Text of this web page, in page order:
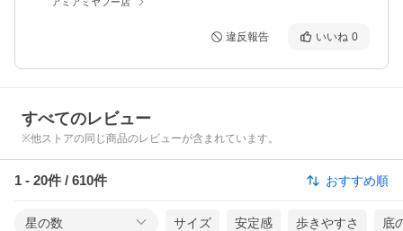
違反報告 いいね 0
すべてのレビュー
※他ストアの同じ商品のレビューが含まれています。
1 - 20件 / 610件 おすすめ順
星の数 サイズ 安定感 歩きやすさ 底